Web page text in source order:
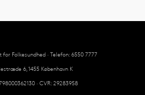
Folkesundhed · Telefon: 6550 7777
6, 1455 København K
· CVR: 29283958